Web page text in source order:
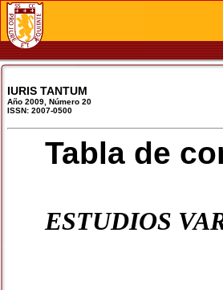
IURIS TANTUM
Año 2009, Número 20
ISSN: 2007-0500
Tabla de
ESTUDIOS